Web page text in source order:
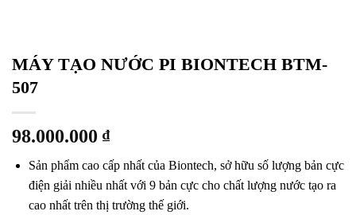
MÁY TẠO NƯỚC PI BIONTECH BTM-
507
98.000.000 ₫
Sản phẩm cao cấp nhất của Biontech, sở hữu số lượng bản cực
điện giải nhiều nhất với 9 bản cực cho chất lượng nước tạo ra
cao nhất trên thị trường thế giới.